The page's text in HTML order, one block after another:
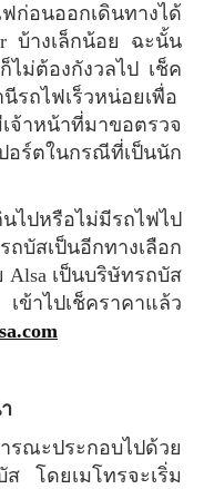
ก่อนออกเดินทางได้
บ้างเล็กน้อย ฉะนั้น
ไม่ต้องกังวลไป เช็ค
รถไฟเร็วหน่อยเพื่อ
จ้าหน้าที่มาขอตรวจ
อร์ตในกรณีที่เป็นนัก
ไปหรือไม่มีรถไฟไป
บัสเป็นอีกทางเลือก
เป็นบริษัทรถบัส
าไปเช็คราคาแล้ว
โดยเมโทรจะเริ่ม